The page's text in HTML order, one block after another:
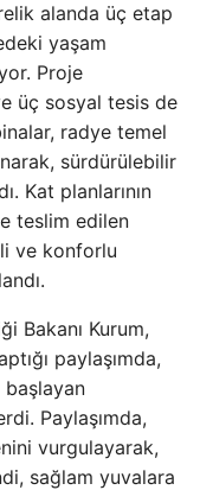
alanda üç etap
yaşam
Proje
üç sosyal tesis de
radye temel
sürdürülebilir
Kat planlarının
teslim edilen
ve konforlu
Bakanı Kurum,
paylaşımda,
başlayan
Paylaşımda,
vurgulayarak,
sağlam yuvalara